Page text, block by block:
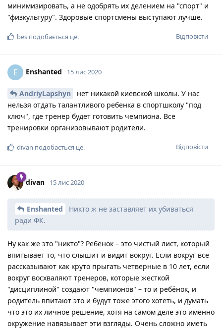
минимизировать, а не одобрять их делением на "спорт" и
"физкультуру". Здоровые спортсмены выступают лучше.
Відповісти
bes подобається це.
E Enshanted 15 лис 2020
AndriyLapshyn
нет никакой киевской школы. У нас
нельзя отдать талантливого ребенка в спортшколу "под
ключ", где тренер будет готовить чемпиона. Все
тренировки организовывают родители.
Відповісти
divan подобається це.
divan 15 лис 2020
Enshanted
Никто ж не заставляет их убиваться
ради ФК.
Ну как же это "никто"? Ребёнок – это чистый лист, который
впитывает то, что слышит и видит вокруг. Если вокруг все
рассказывают как круто прыгать четверные в 10 лет, если
вокруг восхваляют тренеров, которые жесткой
"дисциплиной" создают "чемпионов" – то и ребёнок, и
родитель впитают это и будут тоже этого хотеть, и думать
что это их личное решение, хотя на самом деле это именно
окружение навязывает эти взгляды. Очень сложно иметь